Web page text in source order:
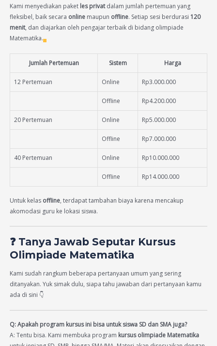
Kami menyediakan paket les privatdalam jumlah pertemuan yang
fleksibel, baik secara online maupun offline. Setiap sesi berdurasi 120
menit, dan diajarkan oleh pengajar terbaik di bidang olimpiade
Matematika.
Jumlah Pertemuan Sistem Harga
12 Pertemuan Online Rp3.000.000
Offline Rp4.200.000
20 Pertemuan Online Rp5.000.000
Offline Rp7.000.000
40 Pertemuan Online Rp10.000.000
Offline Rp14.000.000
Untuk kelas offline, terdapat tambahan biaya karena mencakup
akomodasi guru ke lokasi siswa.
❓ Tanya Jawab Seputar Kursus
Olimpiade Matematika
Kami sudah rangkum beberapa pertanyaan umum yang sering
ditanyakan. Yuk simak dulu, siapa tahu jawaban dari pertanyaan kamu
ada di sini 👇
Q: Apakah program kursus ini bisa untuk siswa SD dan SMA juga?
A: Tentu bisa. Kami membuka program kursus olimpiade Matematika